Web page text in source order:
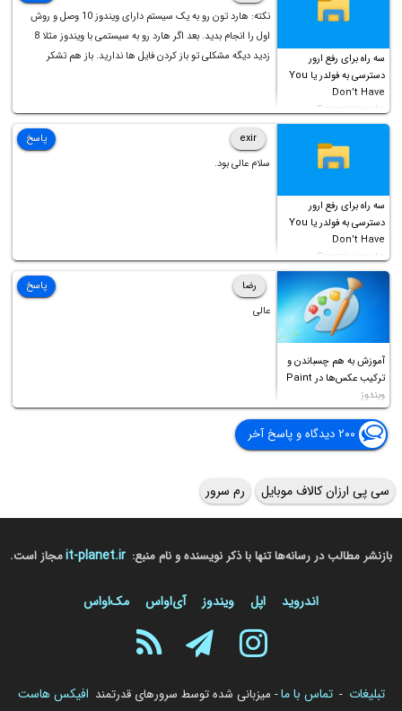
سه راه برای رفع ارور
دسترسی به فولدر یا You
Don’t Have
Permission to
Access this folder
نکته: هارد تون رو به یک سیستم دارای ویندوز 10 وصل و روش
اول را انجام بدید. بعد اگر هارد رو به سیستمی با ویندوز مثلا 8
زدید دیگه مشکلی تو باز کردن فایل ها ندارید. باز هم تشکر
سه راه برای رفع ارور
دسترسی به فولدر یا You
Don’t Have
Permission to
Access this folder
exir
سلام عالی بود.
پاسخ
آموزش به هم چسباندن و
ترکیب عکس‌ها در Paint
ویندوز
رضا
عالی
پاسخ
۲۰۰ دیدگاه و پاسخ آخر
سی پی ارزان کالاف موبایل رم سرور
بازنشر مطالب در رسانه‌ها تنها با ذکر نویسنده و نام منبع: it-planet.irمجاز است.
اندروید اپل ویندوز آی‌او‌اس مک‌او‌اس
تبلیغات - تماس با ما- میزبانی شده توسط سرورهای قدرتمند افیکس هاست